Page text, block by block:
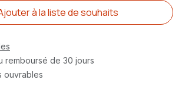
à la liste de souhaits
remboursé de 30 jours
ouvrables